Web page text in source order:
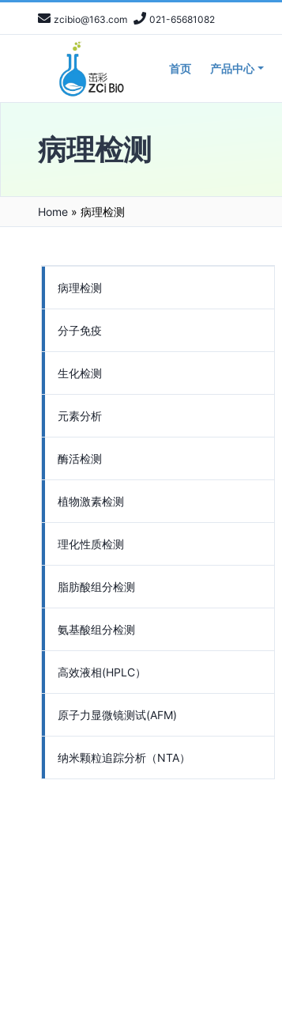
zcibio@163.com 021-65681082
首页 产品中心
病理检测
Home » 病理检测
病理检测
分子免疫
生化检测
元素分析
酶活检测
植物激素检测
理化性质检测
脂肪酸组分检测
氨基酸组分检测
高效液相(HPLC）
原子力显微镜测试(AFM)
纳米颗粒追踪分析（NTA）